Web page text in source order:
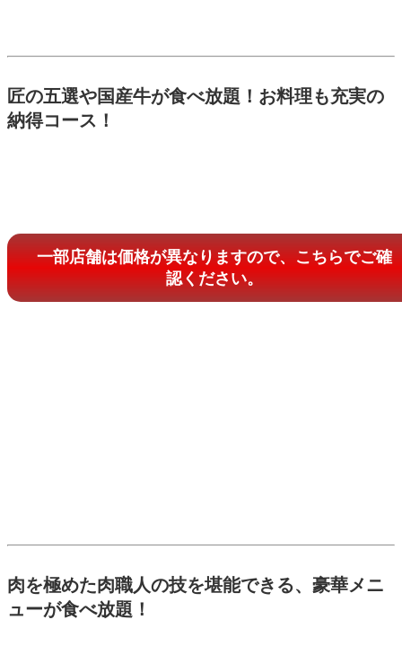
匠の五選や国産牛が食べ放題！お料理も充実の
納得コース！
一部店舗は価格が異なりますので、こちらでご確
認ください。
肉を極めた肉職人の技を堪能できる、豪華メニ
ューが食べ放題！